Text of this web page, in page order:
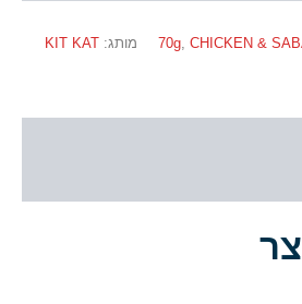
70g CHICKEN & מותג: KIT KAT